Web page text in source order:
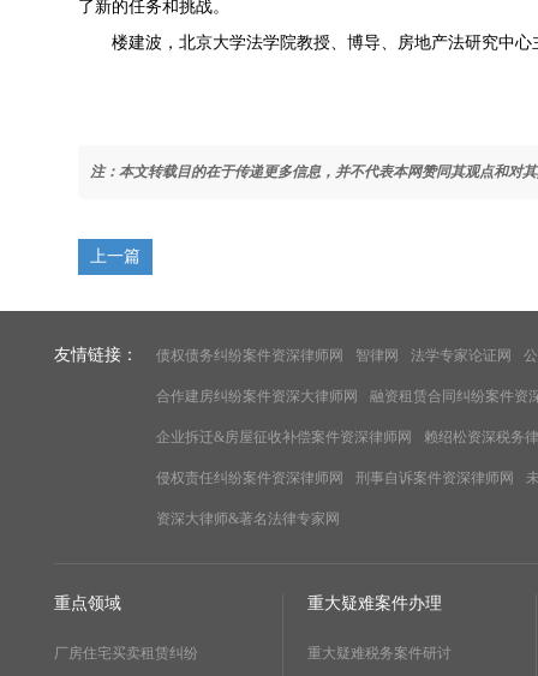
了新的任务和挑战。
楼建波，北京大学法学院教授、博导、房地产法研究中心
注：本文转载目的在于传递更多信息，并不代表本网赞同其观点和对
上一篇
友情链接： 债权债务纠纷案件资深律师网 智律网 法学专家论证网
合作建房纠纷案件资深大律师网 融资租赁合同纠纷案件资
企业拆迁&房屋征收补偿案件资深律师网 赖绍松资深税务
侵权责任纠纷案件资深律师网 刑事自诉案件资深律师网
资深大律师&著名法律专家网
重点领域
厂房住宅买卖租赁纠纷
重大疑难案件办理
重大疑难税务案件研讨